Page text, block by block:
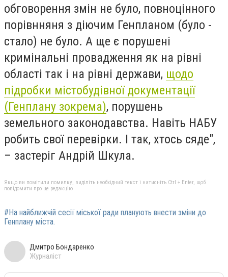
обговорення змін не було, повноцінного
порівнняня з діючим Генпланом (було -
стало) не було. А ще є порушені
кримінальні провадження як на рівні
області так і на рівні держави, щодо
підробки містобудівної документації
(Генплану зокрема), порушень
земельного законодавства. Навіть НАБУ
робить свої перевірки. І так, хтось сяде",
– застеріг Андрій Шкула.
Якщо ви помітили помилку, виділіть необхідний текст і натисніть Ctrl + Enter, щоб
повідомити про це редакцію
#На найближчій сесії міської ради планують внести зміни до
Генплану міста.
Дмитро Бондаренко
Журналіст